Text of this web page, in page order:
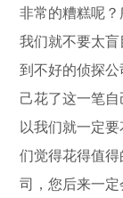
非常的糟糕呢？
我们就不要太
到不好的侦探
己花了这一笔
以我们就一定
们觉得花得值
司，您后来一